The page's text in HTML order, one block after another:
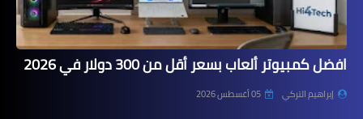
افضل كمبيوتر ألعاب بسعر أقل من 300 دولار في 2026
إبراهيم التركي 05 أغسطس 2026